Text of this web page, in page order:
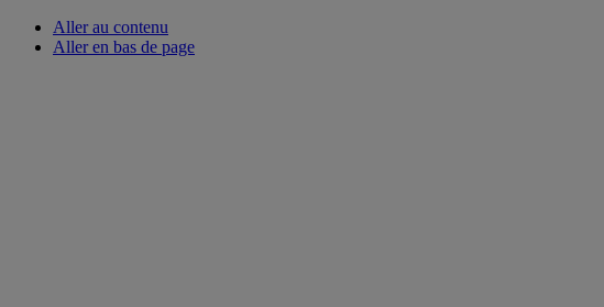
Aller au contenu
Aller en bas de page